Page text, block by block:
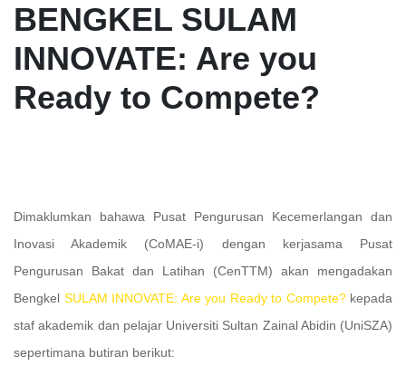
BENGKEL SULAM
INNOVATE: Are you
Ready to Compete?
Dimaklumkan bahawa Pusat Pengurusan Kecemerlangan dan
Inovasi Akademik (CoMAE-i) dengan kerjasama Pusat
Pengurusan Bakat dan Latihan (CenTTM) akan mengadakan
Bengkel SULAM INNOVATE: Are you Ready to Compete?kepada
staf akademik dan pelajar Universiti Sultan Zainal Abidin (UniSZA)
sepertimana butiran berikut: